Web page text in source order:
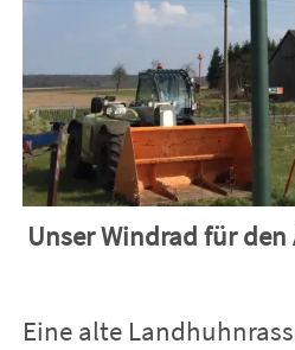
Unser Windrad für den
Eine alte